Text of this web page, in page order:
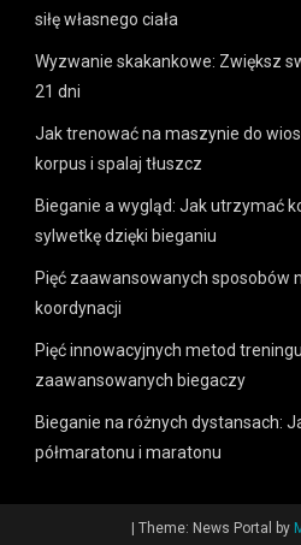
siłę własnego ciała
Wyzwanie skakankowe: Zwiększ
21 dni
Jak trenować na maszynie do
korpus i spalaj tłuszcz
Bieganie a wygląd: Jak utrzymać
sylwetkę dzięki bieganiu
Pięć zaawansowanych sposobów
koordynacji
Pięć innowacyjnych metod
zaawansowanych biegaczy
Bieganie na różnych dystansach:
półmaratonu i maratonu
Theme: News Portal by